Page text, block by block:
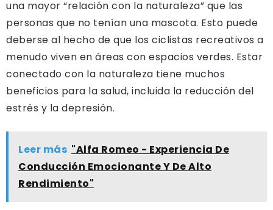
una mayor “relación con la naturaleza” que las
personas que no tenían una mascota. Esto puede
deberse al hecho de que los ciclistas recreativos a
menudo viven en áreas con espacios verdes. Estar
conectado con la naturaleza tiene muchos
beneficios para la salud, incluida la reducción del
estrés y la depresión.
Leer más "Alfa Romeo - Experiencia De
Conducción Emocionante Y De Alto
Rendimiento"